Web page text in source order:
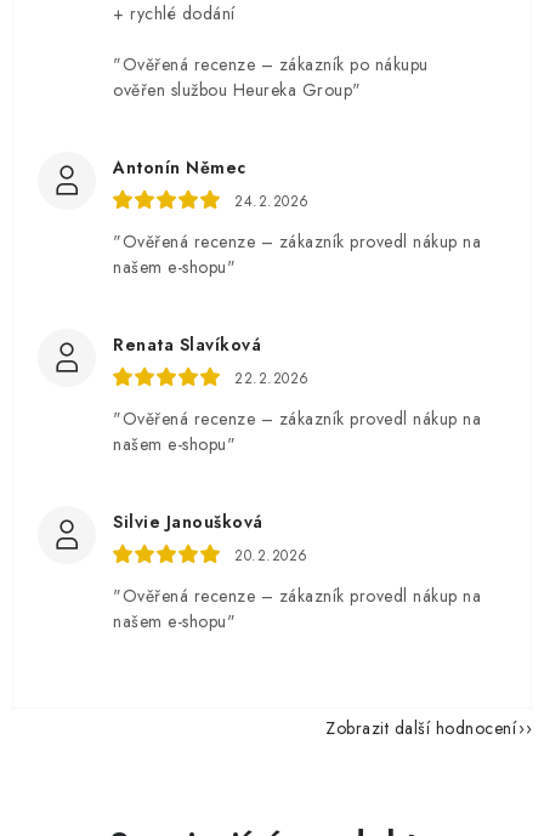
+ rychlé dodání
"Ověřená recenze – zákazník po nákupu
ověřen službou Heureka Group"
Antonín Němec
24.2.2026
"Ověřená recenze – zákazník provedl nákup na
našem e-shopu"
Renata Slavíková
22.2.2026
"Ověřená recenze – zákazník provedl nákup na
našem e-shopu"
Silvie Janoušková
20.2.2026
"Ověřená recenze – zákazník provedl nákup na
našem e-shopu"
Zobrazit další hodnocení